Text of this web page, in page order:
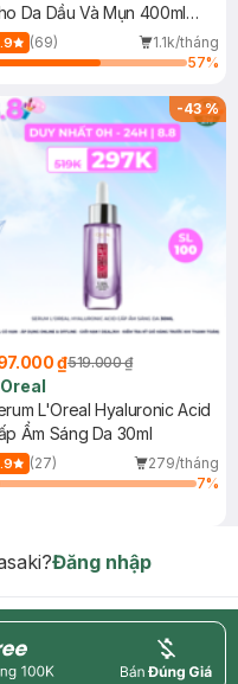
Da Dầu Và Mụn 400ml
(69)
1.1k/tháng
57%
-43%
₫519.000 ₫
L'Oreal Hyaluronic Acid
Ẩm Sáng Da 30ml
(27)
279/tháng
7%
Đăng nhập